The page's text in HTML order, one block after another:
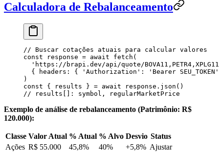
Calculadora de Rebalanceamento
// Buscar cotações atuais para calcular valores
const response = await fetch (
  '
https://brapi.dev/api/quote/
  {
headers : { ' Authorization ' : ' Bearer SEU_TOKEN '
)
const { results } = await response . json ()
// results[]: symbol, regularMarketPrice
Exemplo de análise de rebalanceamento (Patrimônio: R$
120.000):
Classe Valor Atual % Atual % Alvo Desvio Status
Ações R$ 55.000 45,8% 40% +5,8% Ajustar